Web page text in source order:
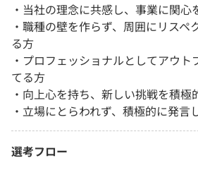
・当社の理念に共感し、事業に関心
・職種の壁を作らず、周囲にリスペ
る方
・プロフェッショナルとしてアウ
てる方
・向上心を持ち、新しい挑戦を積
・立場にとらわれず、積極的に発言
選考フロー